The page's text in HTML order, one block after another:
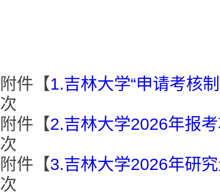
附件【1.吉林大学“申请考核
次
附件【2.吉林大学2026年报
次
附件【3.吉林大学2026年研
次